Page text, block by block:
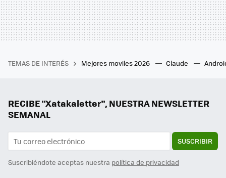
TEMAS DE INTERÉS Mejores moviles 2026 Claude
RECIBE "Xatakaletter", NUESTRA NEWSLETTER
SEMANAL
SUSCRIBIR
Suscribiéndote aceptas nuestra política de privacidad